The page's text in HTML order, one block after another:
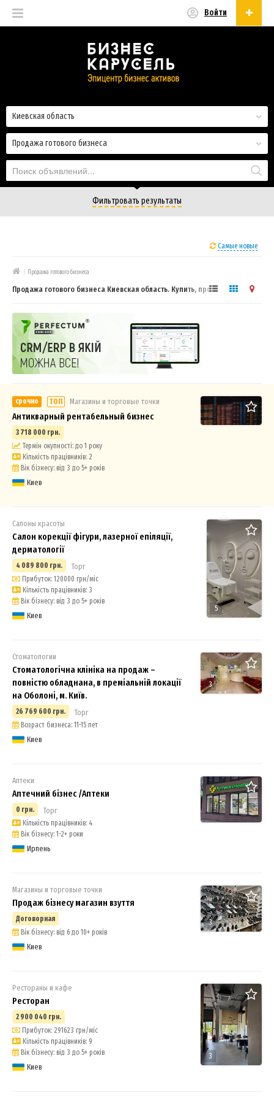
Войти
Продажа готового бизнеса
Киевская область
Фильтровать результаты
Самые новые
/ Продажа готового бизнеса
Продажа готового бизнеса Киевская область. Купить, продать
срочно ТОП Магазины и торговые точки
Антикварный рентабельный бизнес
3 718 000 грн.
Термін окупності: до 1 року
Кількість працівників: 2
Вік бізнесу: від 3 до 5+ років
Киев
5
Салоны красоты
Салон корекції фігури, лазерної епіляції,
дерматології
4 089 800 грн. Торг
Прибуток: 120000 грн/міс
Кількість працівників: 3
Вік бізнесу: від 3 до 5+ років
Киев
3
Стоматологии
Стоматологічна клініка на продаж –
повністю обладнана, в преміальній локації
на Оболоні, м. Київ.
26 769 600 грн. Торг
Возраст бизнеса: 11-15 лет
Киев
Аптеки
Аптечний бізнес /Аптеки
0 грн. Торг
Кількість працівників: 4
Вік бізнесу: 1-2+ роки
Ирпень
3
Магазины и торговые точки
Продаж бізнесу магазин взуття
Договорная
Вік бізнесу: від 6 до 10+ років
Киев
3
Рестораны и кафе
Ресторан
2 900 040 грн.
Прибуток: 291623 грн/міс
Кількість працівників: 9
Вік бізнесу: від 3 до 5+ років
Киев